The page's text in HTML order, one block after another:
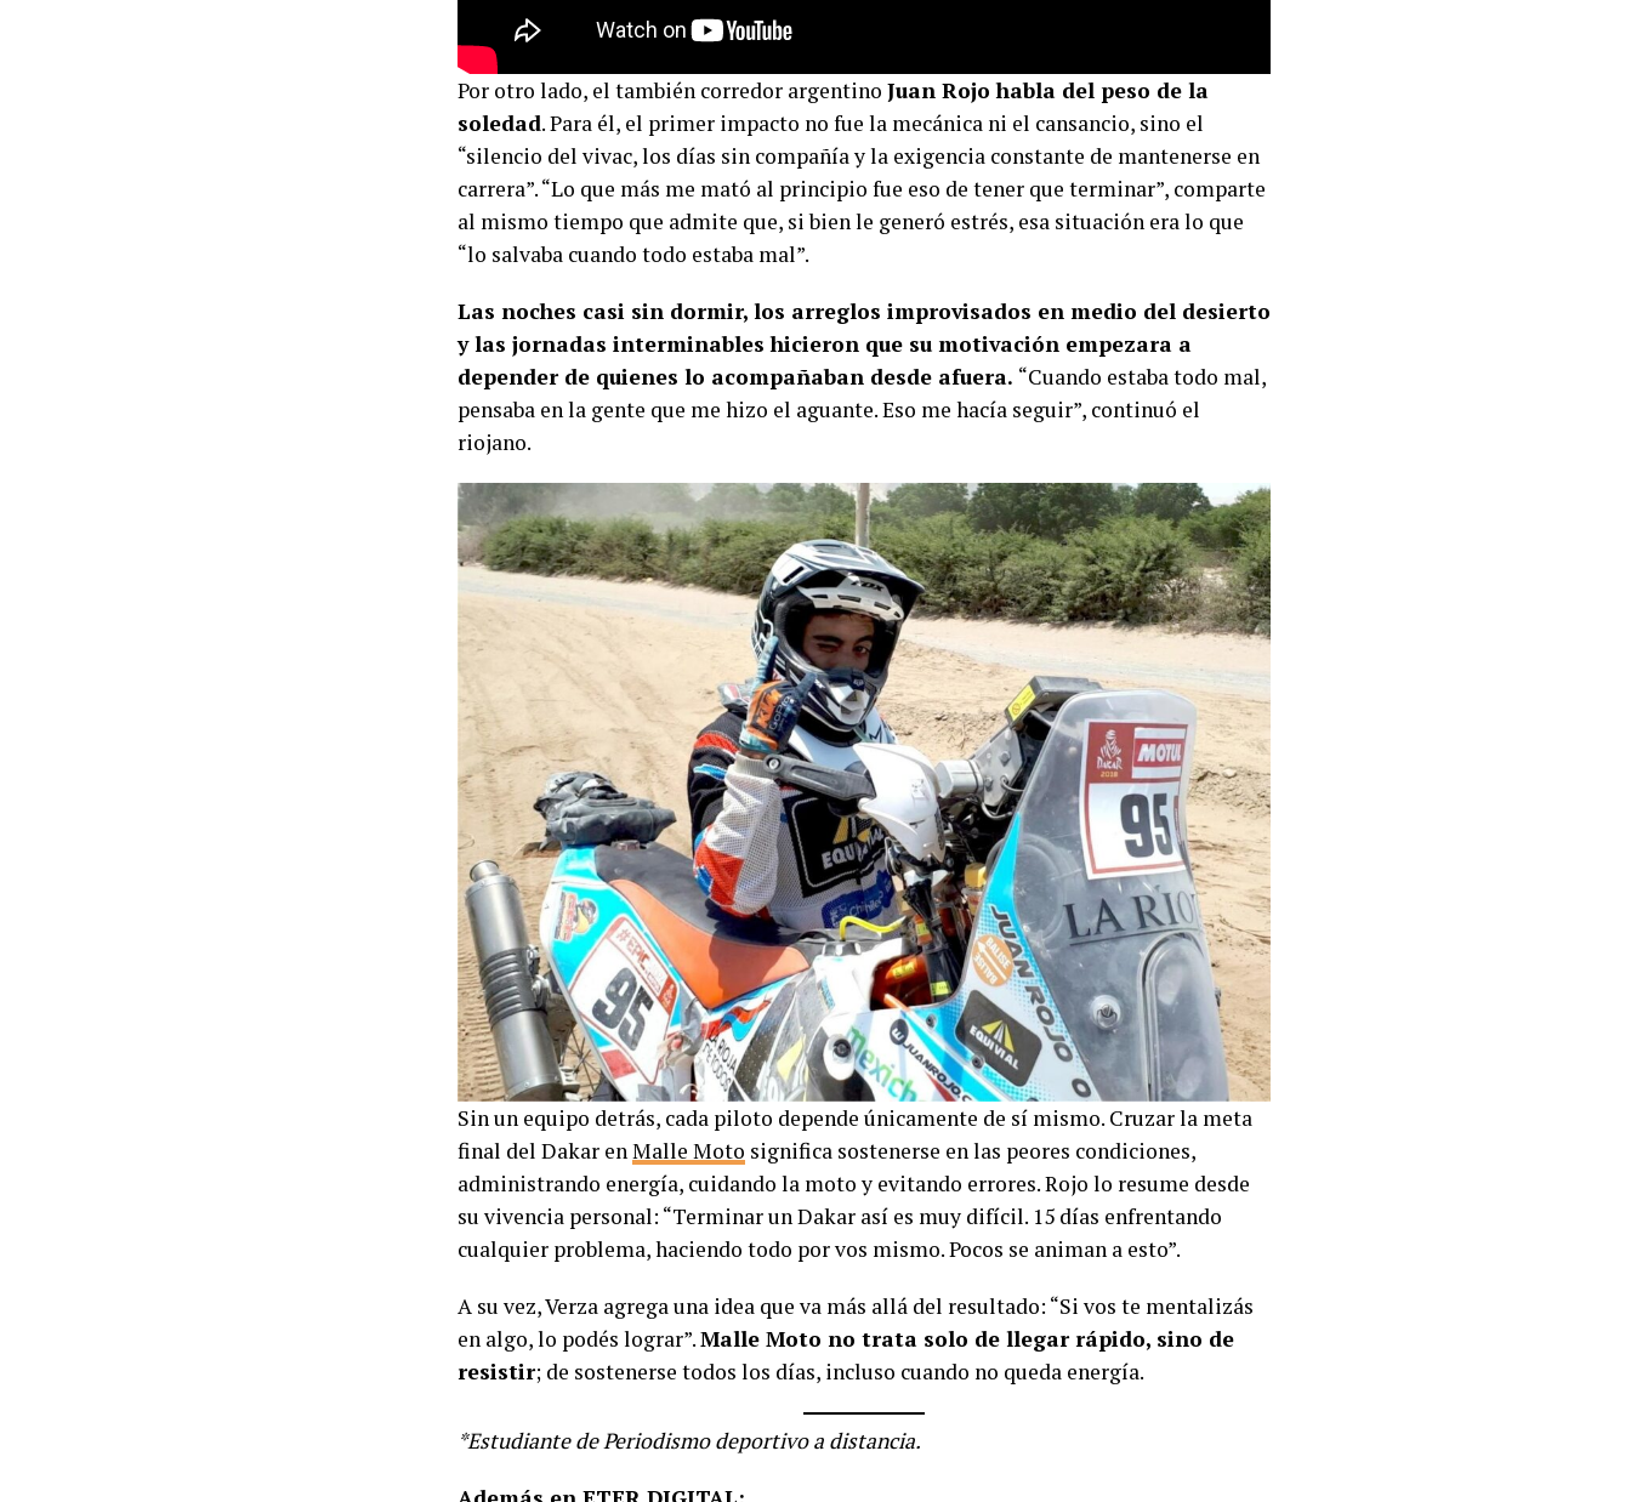
Por otro lado, el también corredor argentino Juan Rojo habla del peso de la
soledad. Para él, el primer impacto no fue la mecánica ni el cansancio, sino el
“silencio del vivac, los días sin compañía y la exigencia constante de mantenerse en
carrera”. “Lo que más me mató al principio fue eso de tener que terminar”, comparte
al mismo tiempo que admite que, si bien le generó estrés, esa situación era lo que
“lo salvaba cuando todo estaba mal”.
Las noches casi sin dormir, los arreglos improvisados en medio del desierto
y las jornadas interminables hicieron que su motivación empezara a
depender de quienes lo acompañaban desde afuera. “Cuando estaba todo mal,
pensaba en la gente que me hizo el aguante. Eso me hacía seguir”, continuó el
riojano.
Sin un equipo detrás, cada piloto depende únicamente de sí mismo. Cruzar la meta
final del Dakar enMalle Moto significa sostenerse en las peores condiciones,
administrando energía, cuidando la moto y evitando errores. Rojo lo resume desde
su vivencia personal: “Terminar un Dakar así es muy difícil. 15 días enfrentando
cualquier problema, haciendo todo por vos mismo. Pocos se animan a esto”.
A su vez, Verza agrega una idea que va más allá del resultado: “Si vos te mentalizás
en algo, lo podés lograr”.Malle Moto no trata solo de llegar rápido, sino de
resistir; de sostenerse todos los días, incluso cuando no queda energía.
*Estudiante de Periodismo deportivo a distancia.